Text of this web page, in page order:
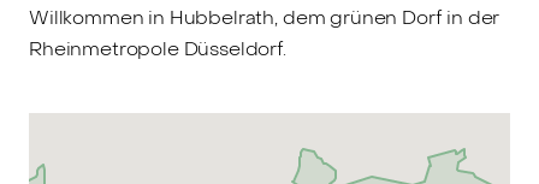
Willkommen in Hubbelrath, dem grünen Dorf in der
Rheinmetropole Düsseldorf.